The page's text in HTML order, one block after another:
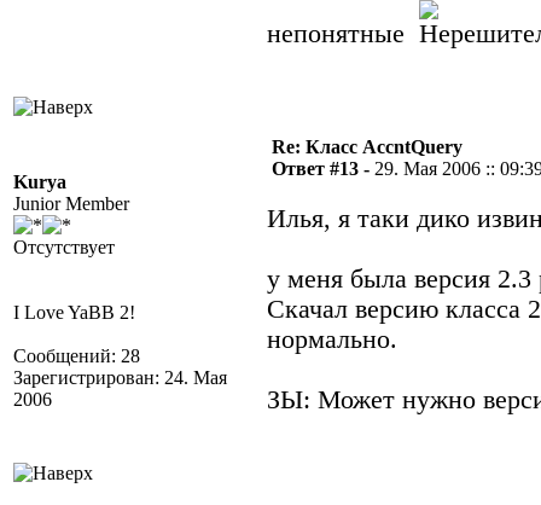
непонятные
Kurya
Junior Member
Отсутствует
I Love YaBB 2!
Сообщений: 28
Зарегистрирован: 24. Мая
2006
Re: Класс AccntQuery
Ответ #13 - 29. Мая 2006 ::
Илья, я таки дико
у меня была версия 2.3
Скачал версию класса
нормально.
ЗЫ: Может нужно